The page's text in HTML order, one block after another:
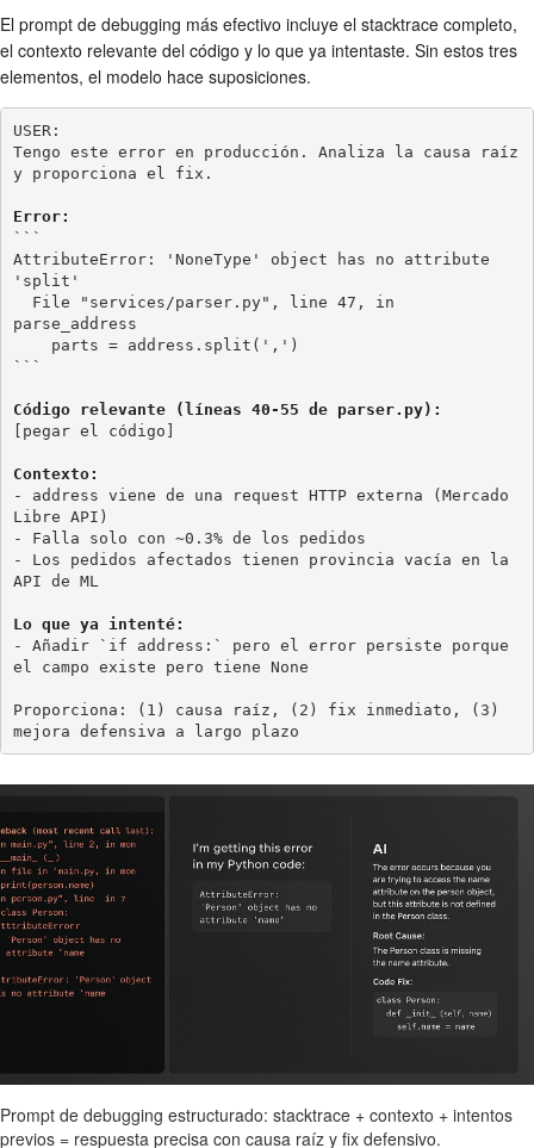
El prompt de debugging más efectivo incluye el stacktrace completo,
el contexto relevante del código y lo que ya intentaste. Sin estos tres
elementos, el modelo hace suposiciones.
USER:
Tengo este error en producción. Analiza la causa raíz
y proporciona el fix.
Error:
```
AttributeError: 'NoneType' object has no attribute
'split'
parse_address
```
Código relevante (líneas 40-55 de parser.py):
[pegar el código]
Contexto:
- address viene de una request HTTP externa (Mercado
Libre API)
- Falla solo con ~0.3% de los pedidos
- Los pedidos afectados tienen provincia vacía en la
API de ML
Lo que ya intenté:
- Añadir `if address:` pero el error persiste porque
el campo existe pero tiene None
Proporciona: (1) causa raíz, (2) fix inmediato, (3)
mejora defensiva a largo plazo
Prompt de debugging estructurado: stacktrace + contexto + intentos
previos = respuesta precisa con causa raíz y fix defensivo.